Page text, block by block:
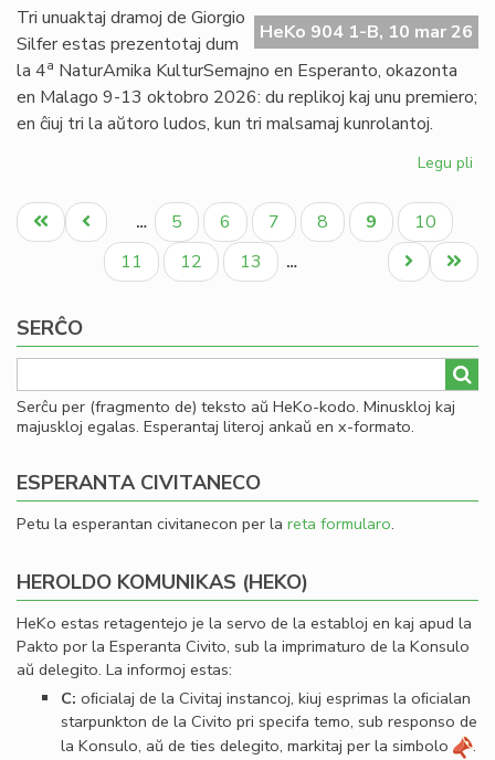
HeKo 904 1-B, 10 mar 26
Tri unuaktaj dramoj de Giorgio
Silfer estas prezentotaj dum
la 4a NaturAmika KulturSemajno en Esperanto, okazonta
en Malago 9-13 oktobro 2026: du replikoj kaj unu premiero;
en ĉiuj tri la aŭtoro ludos, kun tri malsamaj kunrolantoj.
Legu pli
Pagination
Unua
paĝo
Antaŭa
paĝo
… Paĝo
5 Paĝo
6 Paĝo
7 Paĝo
8
Aktuala
paĝo
9 Paĝo
10
Paĝo
11 Paĝo
12 Paĝo
13 …
Last
page
Next
page
SERĈO
Serĉu per (fragmento de) teksto aŭ HeKo-kodo. Minuskloj kaj
majuskloj egalas. Esperantaj literoj ankaŭ en x-formato.
ESPERANTA CIVITANECO
Petu la esperantan civitanecon per la reta formularo.
HEROLDO KOMUNIKAS (HEKO)
HeKo estas retagentejo je la servo de la establoj en kaj apud la
Pakto por la Esperanta Civito, sub la imprimaturo de la Konsulo
aŭ delegito. La informoj estas:
C: oﬁcialaj de la Civitaj instancoj, kiuj esprimas la oﬁcialan
starpunkton de la Civito pri specifa temo, sub responso de
la Konsulo, aŭ de ties delegito, markitaj per la simbolo
.